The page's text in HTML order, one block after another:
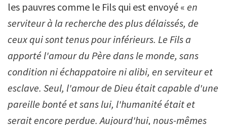
les pauvres comme le Fils qui est envoyé « en
serviteur à la recherche des plus délaissés, de
ceux qui sont tenus pour inférieurs. Le Fils a
apporté l'amour du Père dans le monde, sans
condition ni échappatoire ni alibi, en serviteur et
esclave. Seul, l'amour de Dieu était capable d'une
pareille bonté et sans lui, l'humanité était et
serait encore perdue. Aujourd'hui, nous-mêmes